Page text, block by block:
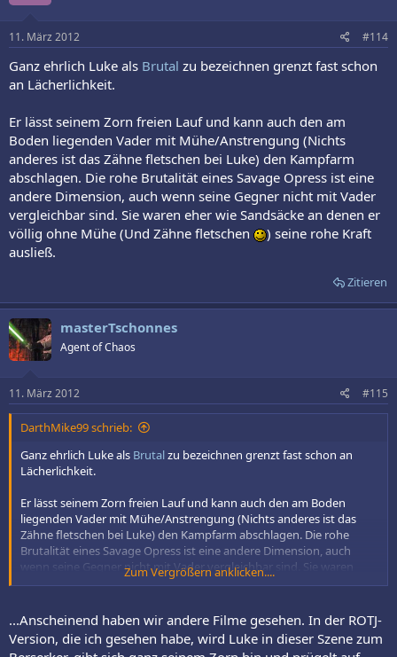
11. März 2012 #114
Ganz ehrlich Luke als Brutal zu bezeichnen grenzt fast schon
an Lächerlichkeit.
Er lässt seinem Zorn freien Lauf und kann auch den am
Boden liegenden Vader mit Mühe/Anstrengung (Nichts
anderes ist das Zähne fletschen bei Luke) den Kampfarm
abschlagen. Die rohe Brutalität eines Savage Opress ist eine
andere Dimension, auch wenn seine Gegner nicht mit Vader
vergleichbar sind. Sie waren eher wie Sandsäcke an denen er
völlig ohne Mühe (Und Zähne fletschen
) seine rohe Kraft
ausließ.
Zitieren
masterTschonnes
Agent of Chaos
11. März 2012 #115
DarthMike99 schrieb:
Ganz ehrlich Luke als Brutalzu bezeichnen grenzt fast schon an
Lächerlichkeit.
Er lässt seinem Zorn freien Lauf und kann auch den am Boden
liegenden Vader mit Mühe/Anstrengung (Nichts anderes ist das
Zähne fletschen bei Luke) den Kampfarm abschlagen. Die rohe
Brutalität eines Savage Opress ist eine andere Dimension, auch
wenn seine Gegner nicht mit Vader vergleichbar sind. Sie waren
eher wie Sandsäcke an denen er völlig ohne Mühe (Und Zähne
Zum Vergrößern anklicken....
...Anscheinend haben wir andere Filme gesehen. In der ROTJ-
Version, die ich gesehen habe, wird Luke in dieser Szene zum